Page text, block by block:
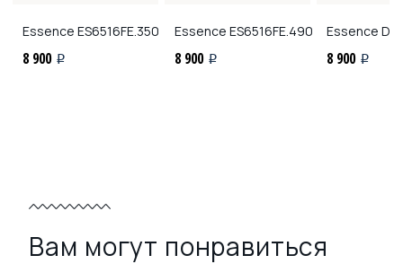
Essence ES6516FE.350
8 900 i
Essence ES6516FE.490
8 900 i
Essence
8 900 i
Вам могут понравиться